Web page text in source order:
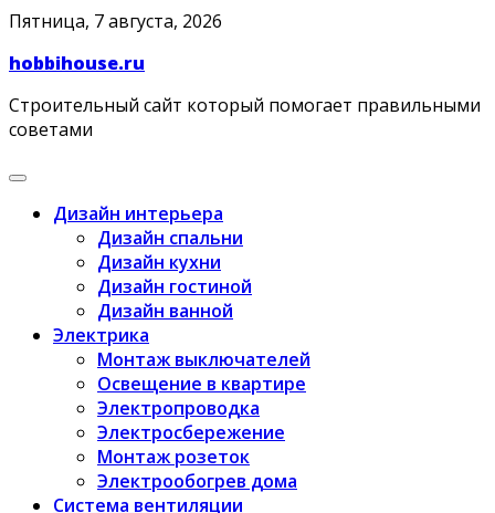
Skip
content
Пятница, 7 августа, 2026
hobbihouse.ru
Строительный сайт который помогает правильными
советами
Дизайн интерьера
Дизайн спальни
Дизайн кухни
Дизайн гостиной
Дизайн ванной
Электрика
Монтаж выключателей
Освещение в квартире
Электропроводка
Электросбережение
Монтаж розеток
Электрообогрев дома
Система вентиляции